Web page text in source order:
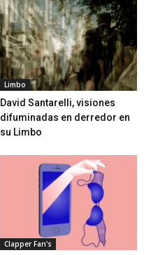
Limbo
David Santarelli, visiones
difuminadas en derredor en
su Limbo
Clapper Fan's